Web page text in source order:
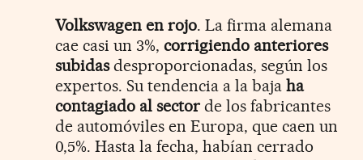
Volkswagen en rojo. La firma alemana
cae casi un 3%, corrigiendo anteriores
subidasdesproporcionadas, según los
expertos. Su tendencia a la baja ha
contagiado al sectorde los fabricantes
de automóviles en Europa, que caen un
0,5%. Hasta la fecha, habían cerrado